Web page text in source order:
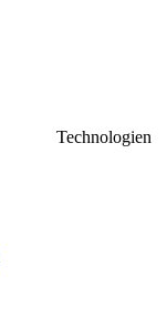
Technologien